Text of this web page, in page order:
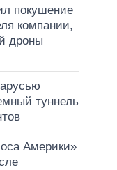
покушение
компании,
дроны
туннель
Америки»